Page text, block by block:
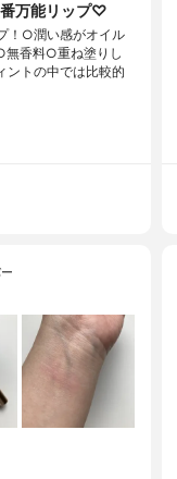
万能リップ♡
！○潤い感がオイル
無香料○重ね塗りし
ントの中では比較的